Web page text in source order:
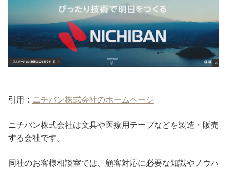
引用： ニチバン株式会社のホームページ
ニチバン株式会社は文具や医療用テープなどを製造・販売
する会社です。
同社のお客様相談室では、顧客対応に必要な知識やノウハ